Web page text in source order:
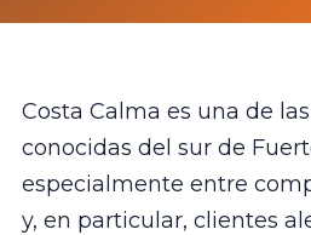
Costa Calma es una de
conocidas del sur de
especialmente entre
y, en particular, clientes